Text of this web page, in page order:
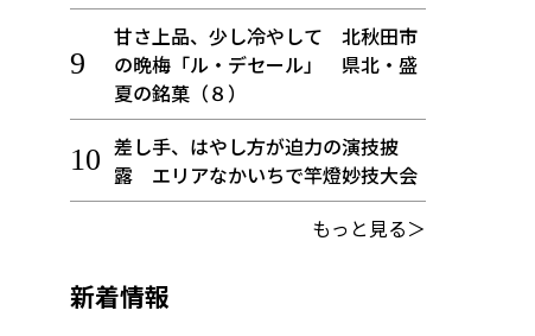
甘さ上品、少し冷やして 北秋田市
の晩梅「ル・デセール」 県北・盛
夏の銘菓（８）
差し手、はやし方が迫力の演技披
露 エリアなかいちで竿燈妙技大会
もっと見る＞
新着情報